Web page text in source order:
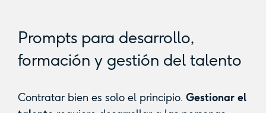
Prompts para desarrollo,
formación y gestión del talento
Contratar bien es solo el principio. Gestionar el